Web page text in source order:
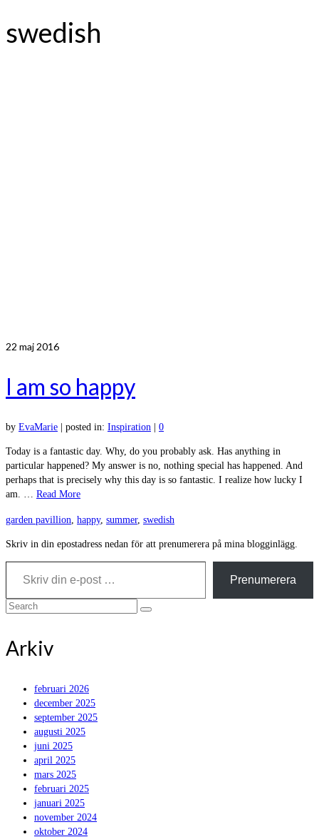
swedish
22 maj 2016
I am so happy
by EvaMarie posted in: Inspiration 0
Today is a fantastic day. Why, do you probably ask. Has anything in
particular happened? My answer is no, nothing special has happened. And
perhaps that is precisely why this day is so fantastic. I realize how lucky I
am. … Read More
garden pavillion, happy, summer, swedish
Skriv in din epostadress nedan för att prenumerera på mina blogginlägg.
Skriv din e-post …
Prenumerera
Search
Arkiv
februari 2026
december 2025
september 2025
augusti 2025
juni 2025
april 2025
mars 2025
februari 2025
januari 2025
november 2024
oktober 2024